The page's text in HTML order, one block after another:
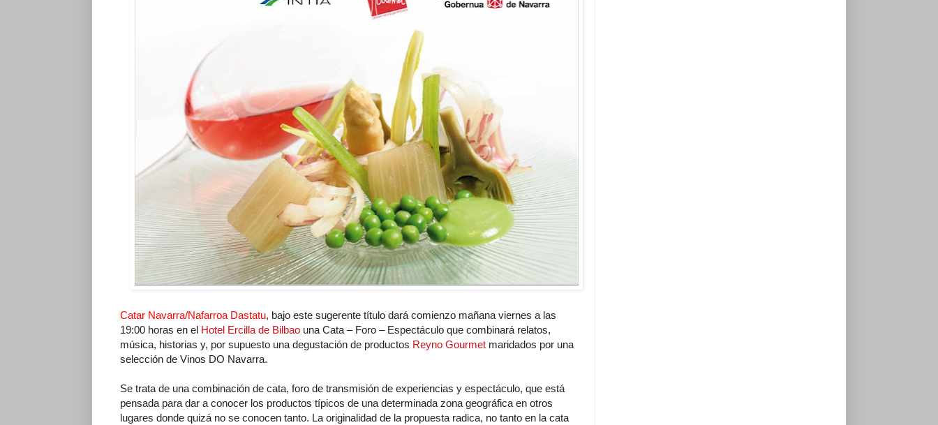
Catar Navarra/Nafarroa Dastatu, bajo este sugerente título dará comienzo mañana viernes a las
19:00 horas en el Hotel Ercilla de Bilbao una Cata – Foro – Espectáculo que combinará relatos,
música, historias y, por supuesto una degustación de productos Reyno Gourmet maridados por una
selección de Vinos DO Navarra.
Se trata de una combinación de cata, foro de transmisión de experiencias y espectáculo, que está
pensada para dar a conocer los productos típicos de una determinada zona geográfica en otros
lugares donde quizá no se conocen tanto. La originalidad de la propuesta radica, no tanto en la cata